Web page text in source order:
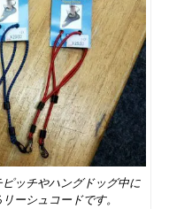
ピッチやハングドッグ中に
ーシュコードです。